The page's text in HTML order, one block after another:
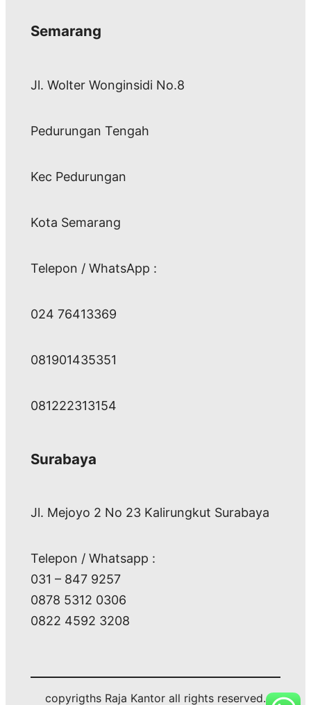
Semarang
Jl. Wolter Wonginsidi No.8
Pedurungan Tengah
Kec Pedurungan
Kota Semarang
Telepon / WhatsApp :
024 76413369
081901435351
081222313154
Surabaya
Jl. Mejoyo 2 No 23 Kalirungkut Surabaya
Telepon / Whatsapp :
031 – 847 9257
0878 5312 0306
0822 4592 3208
copyrigths Raja Kantor all rights reserved.